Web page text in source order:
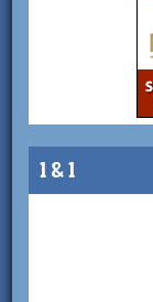
1 & 1